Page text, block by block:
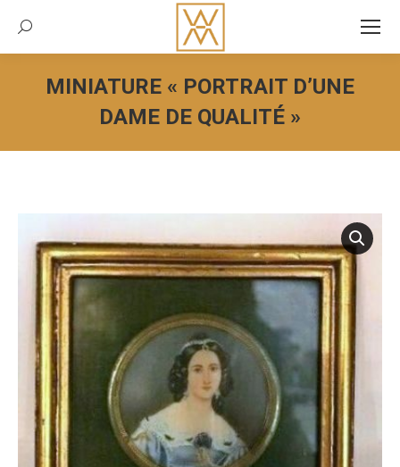
Recherche:
MINIATURE « PORTRAIT D’UNE
DAME DE QUALITÉ »
Vous êtes ici :